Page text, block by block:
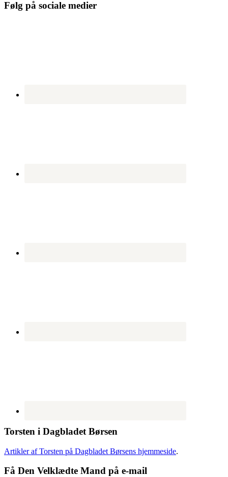
Følg på sociale medier
Torsten i Dagbladet Børsen
Artikler af Torsten på Dagbladet Børsens hjemmeside.
Få Den Velklædte Mand på e-mail